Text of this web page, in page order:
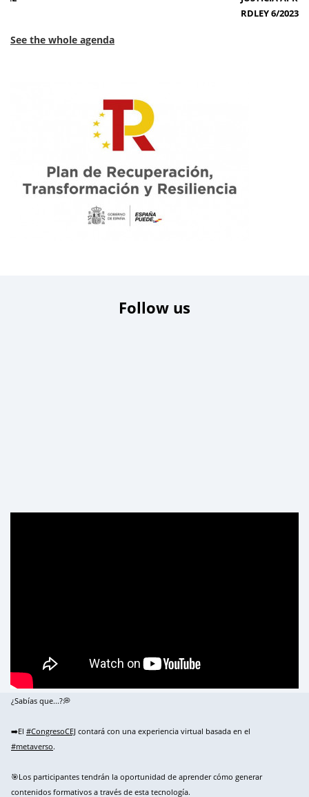
RDLEY 6/2023
See the whole agenda
Follow us
¿Sabías que...?💭
➡️El #CongresoCEJ contará con una experiencia virtual basada en el
#metaverso.
🎯Los participantes tendrán la oportunidad de aprender cómo generar
contenidos formativos a través de esta tecnología.